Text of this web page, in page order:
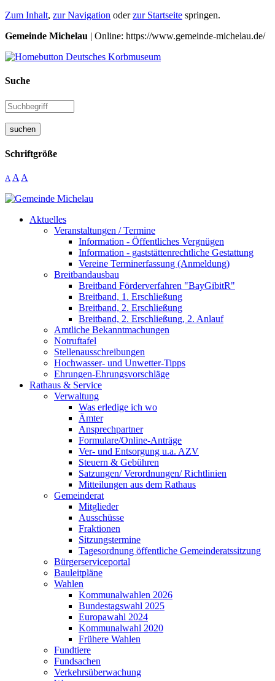
Zum Inhalt, zur Navigation oderzur Startseite springen.
Gemeinde Michelau | Online: https://www.gemeinde-michelau.de/
Suche
suchen
Schriftgröße
A A A
Aktuelles
Veranstaltungen / Termine
Information - Öffentliches Vergnügen
Information - gaststättenrechtliche Gestattung
Vereine Terminerfassung (Anmeldung)
Breitbandausbau
Breitband Förderverfahren "BayGibitR"
Breitband, 1. Erschließung
Breitband, 2. Erschließung
Breitband, 2. Erschließung, 2. Anlauf
Amtliche Bekanntmachungen
Notruftafel
Stellenausschreibungen
Hochwasser- und Unwetter-Tipps
Ehrungen-Ehrungsvorschläge
Rathaus & Service
Verwaltung
Was erledige ich wo
Ämter
Ansprechpartner
Formulare/Online-Anträge
Ver- und Entsorgung u.a. AZV
Steuern & Gebühren
Satzungen/ Verordnungen/ Richtlinien
Mitteilungen aus dem Rathaus
Gemeinderat
Mitglieder
Ausschüsse
Fraktionen
Sitzungstermine
Tagesordnung öffentliche Gemeinderatssitzung
Bürgerserviceportal
Bauleitpläne
Wahlen
Kommunalwahlen 2026
Bundestagswahl 2025
Europawahl 2024
Kommunalwahl 2020
Frühere Wahlen
Fundtiere
Fundsachen
Verkehrsüberwachung